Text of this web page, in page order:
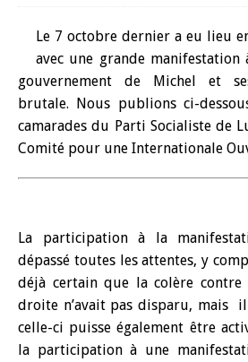
Le 7 octobre dernier a eu lieu
avec une grande
gouvernement de Michel et
brutale. Nous publions ci-
camarades du Parti Socialiste de
Comité pour une Internationale
La participation à la
dépassé toutes les attentes, y
déjà certain que la colère contre
droite n’avait pas disparu, mais
celle-ci puisse également être
la participation à une